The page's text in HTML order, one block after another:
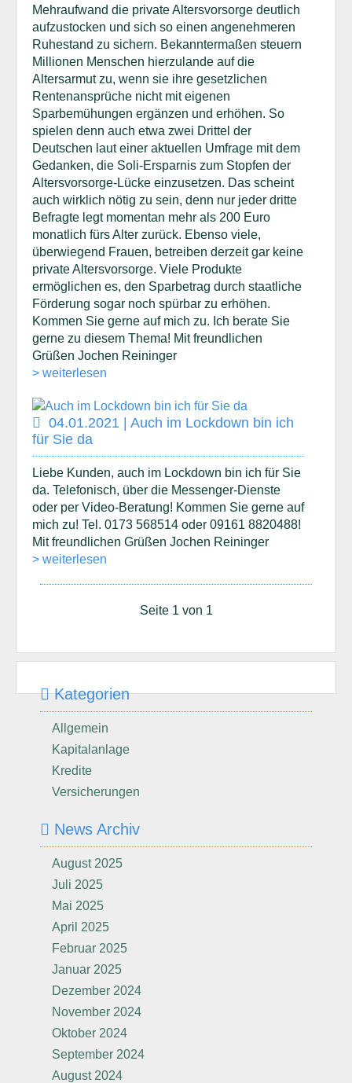
Mehraufwand die private Altersvorsorge deutlich
aufzustocken und sich so einen angenehmeren
Ruhestand zu sichern. Bekanntermaßen steuern
Millionen Menschen hierzulande auf die
Altersarmut zu, wenn sie ihre gesetzlichen
Rentenansprüche nicht mit eigenen
Sparbemühungen ergänzen und erhöhen. So
spielen denn auch etwa zwei Drittel der
Deutschen laut einer aktuellen Umfrage mit dem
Gedanken, die Soli-Ersparnis zum Stopfen der
Altersvorsorge-Lücke einzusetzen. Das scheint
auch wirklich nötig zu sein, denn nur jeder dritte
Befragte legt momentan mehr als 200 Euro
monatlich fürs Alter zurück. Ebenso viele,
überwiegend Frauen, betreiben derzeit gar keine
private Altersvorsorge. Viele Produkte
ermöglichen es, den Sparbetrag durch staatliche
Förderung sogar noch spürbar zu erhöhen.
Kommen Sie gerne auf mich zu. Ich berate Sie
gerne zu diesem Thema! Mit freundlichen
Grüßen Jochen Reininger
> weiterlesen
04.01.2021 | Auch im Lockdown bin ich
für Sie da
Liebe Kunden, auch im Lockdown bin ich für Sie
da. Telefonisch, über die Messenger-Dienste
oder per Video-Beratung! Kommen Sie gerne auf
mich zu! Tel. 0173 568514 oder 09161 8820488!
Mit freundlichen Grüßen Jochen Reininger
> weiterlesen
Seite 1 von 1
Kategorien
Allgemein
Kapitalanlage
Kredite
Versicherungen
News Archiv
August 2025
Juli 2025
Mai 2025
April 2025
Februar 2025
Januar 2025
Dezember 2024
November 2024
Oktober 2024
September 2024
August 2024